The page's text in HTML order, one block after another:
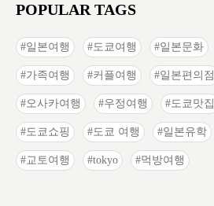
POPULAR TAGS
일본여행 도쿄여행 일본문화
가족여행 커플여행 일본편의점
오사카여행 우정여행 도쿄맛집
도쿄쇼핑 도쿄 여행 일본유학
교토여행 tokyo 먹방여행